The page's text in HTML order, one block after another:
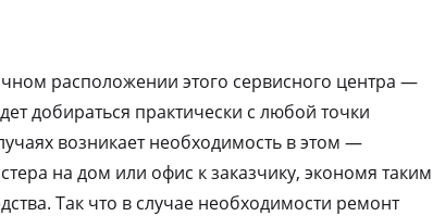
расположении этого сервисного центра —
добираться практически с любой точки
возникает необходимость в этом —
на дом или офис к заказчику, экономя таким
Так что в случае необходимости ремонт